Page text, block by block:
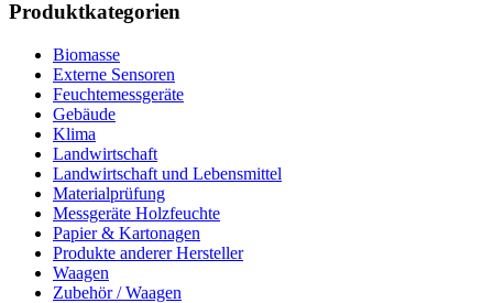
Produktkategorien
Biomasse
Externe Sensoren
Feuchtemessgeräte
Gebäude
Klima
Landwirtschaft
Landwirtschaft und Lebensmittel
Materialprüfung
Messgeräte Holzfeuchte
Papier & Kartonagen
Produkte anderer Hersteller
Waagen
Zubehör / Waagen